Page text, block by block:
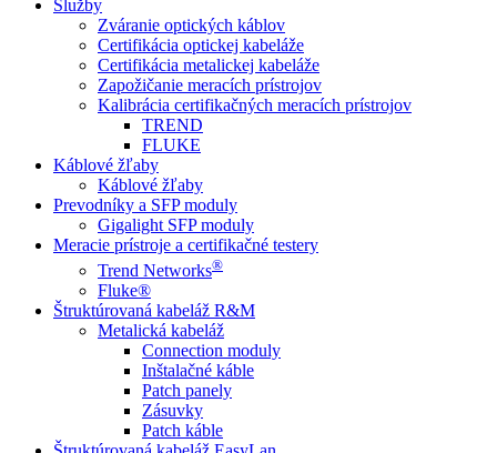
Služby
Zváranie optických káblov
Certifikácia optickej kabeláže
Certifikácia metalickej kabeláže
Zapožičanie meracích prístrojov
Kalibrácia certifikačných meracích prístrojov
TREND
FLUKE
Káblové žľaby
Káblové žľaby
Prevodníky a SFP moduly
Gigalight SFP moduly
Meracie prístroje a certifikačné testery
Trend Networks®
Fluke®
Štruktúrovaná kabeláž R&M
Metalická kabeláž
Connection moduly
Inštalačné káble
Patch panely
Zásuvky
Patch káble